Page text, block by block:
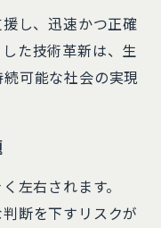
し、迅速かつ正確
た技術革新は、生
可能な社会の実現
左右されます。
断を下すリスクが